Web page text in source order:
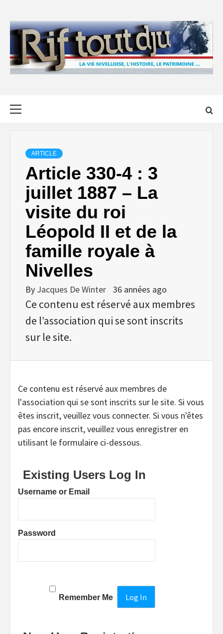
content
ARTICLE
Article 330-4 : 3
juillet 1887 – La
visite du roi
Léopold II et de la
famille royale à
Nivelles
By Jacques De Winter 36 années ago
Ce contenu est réservé aux membres
de l’association qui se sont inscrits
sur le site.
Ce contenu est réservé aux membres de
l'association qui se sont inscrits sur le site. Si vous
êtes inscrit, veuillez vous connecter. Si vous n'êtes
pas encore inscrit, veuillez vous enregistrer en
utilisant le formulaire ci-dessous.
Existing Users Log In
Username or Email
Password
Remember Me